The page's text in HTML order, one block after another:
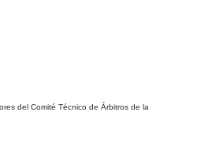
del Comité Técnico de Árbitros de la